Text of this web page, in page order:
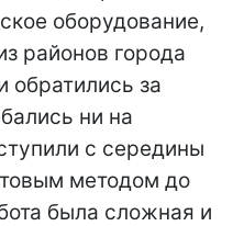
оборудование,
районов города
обратились за
ни на
с середины
методом до
была сложная и